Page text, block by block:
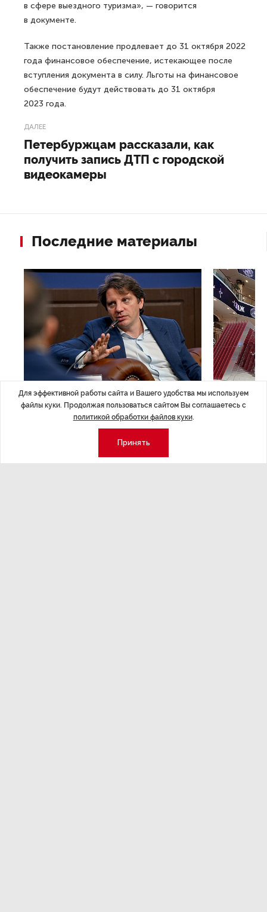
в сфере выездного туризма», — говорится
в документе.
Также постановление продлевает до 31 октября 2022
года финансовое обеспечение, истекающее после
вступления документа в силу. Льготы на финансовое
обеспечение будут действовать до 31 октября
2023 года.
ДАЛЕЕ
Петербуржцам рассказали, как
получить запись ДТП с городской
видеокамеры
Последние материалы
ЭКСПЕРТНОЕ МНЕНИЕ,Вчера 17:23
Евгений Барановский: «Рынок
видит в Ленинградской области
долгосрочную перспективу»
НОВОСТИ
ТРЦ
Для эффективной работы сайта и Вашего удобства мы используем
файлы куки. Продолжая пользоваться сайтом Вы соглашаетесь с
политикой обработки файлов куки.
Принять